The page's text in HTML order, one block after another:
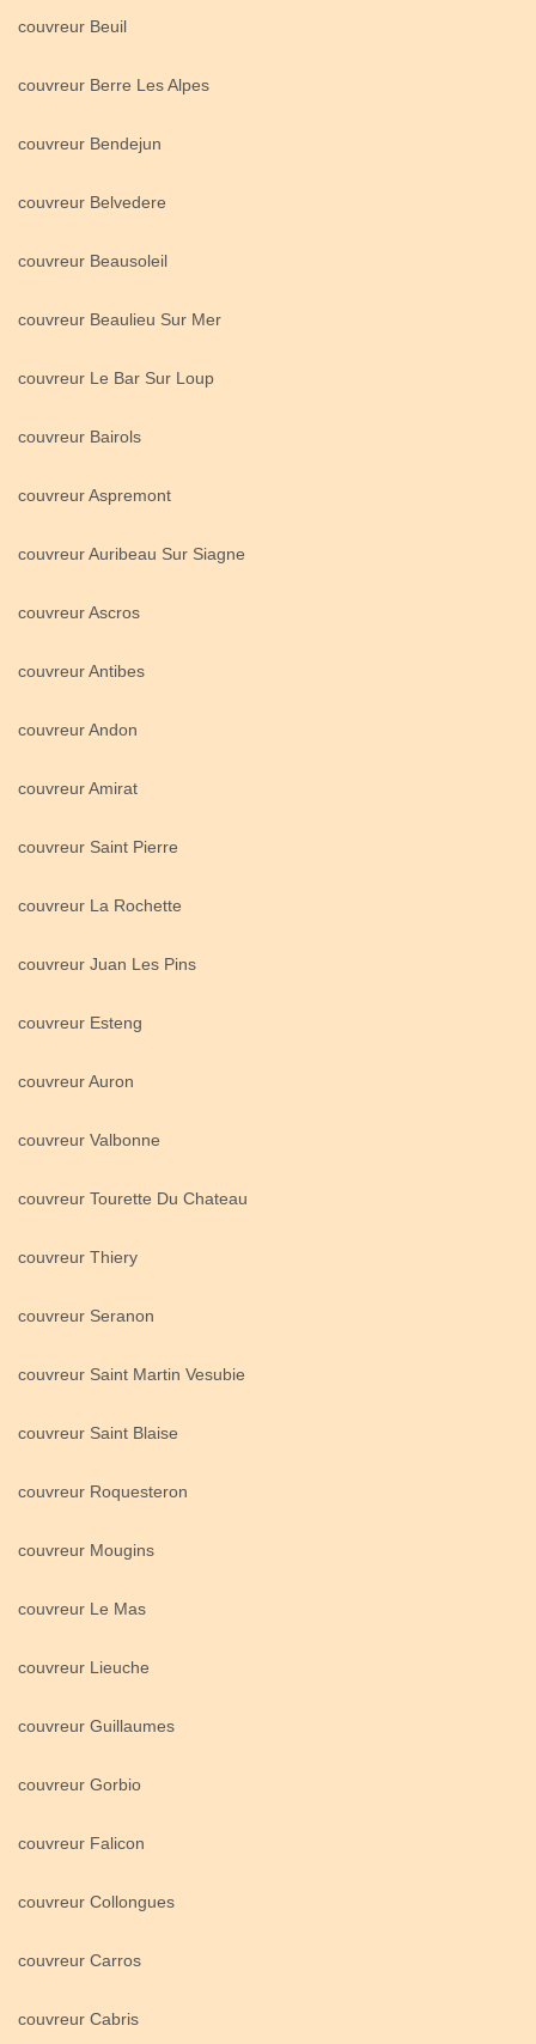
couvreur Beuil
couvreur Berre Les Alpes
couvreur Bendejun
couvreur Belvedere
couvreur Beausoleil
couvreur Beaulieu Sur Mer
couvreur Le Bar Sur Loup
couvreur Bairols
couvreur Aspremont
couvreur Auribeau Sur Siagne
couvreur Ascros
couvreur Antibes
couvreur Andon
couvreur Amirat
couvreur Saint Pierre
couvreur La Rochette
couvreur Juan Les Pins
couvreur Esteng
couvreur Auron
couvreur Valbonne
couvreur Tourette Du Chateau
couvreur Thiery
couvreur Seranon
couvreur Saint Martin Vesubie
couvreur Saint Blaise
couvreur Roquesteron
couvreur Mougins
couvreur Le Mas
couvreur Lieuche
couvreur Guillaumes
couvreur Gorbio
couvreur Falicon
couvreur Collongues
couvreur Carros
couvreur Cabris